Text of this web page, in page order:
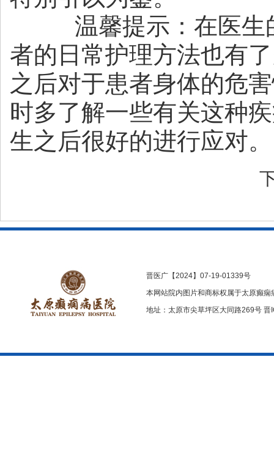
温馨提示：在医生
者的日常护理方法也有
之后对于患者身体的危
时多了解一些有关这种
生之后很好的进行应对。
晋医广【2024】07-19-01339号
本网站院内图片和商标权属于太原癫
地址：太原市尖草坪区大同路269号 晋